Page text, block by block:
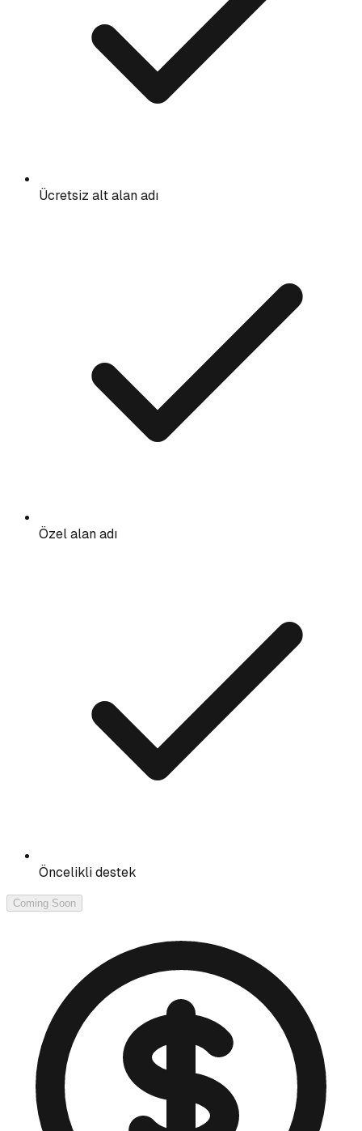
Ücretsiz alt alan adı
Özel alan adı
Öncelikli destek
Coming Soon